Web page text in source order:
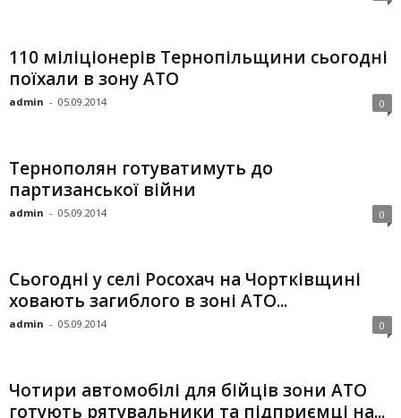
110 міліціонерів Тернопільщини сьогодні
поїхали в зону АТО
admin - 05.09.2014 0
Тернополян готуватимуть до
партизанської війни
admin - 05.09.2014 0
Сьогодні у селі Росохач на Чортківщині
ховають загиблого в зоні АТО...
admin - 05.09.2014 0
Чотири автомобілі для бійців зони АТО
готують рятувальники та підприємці на...